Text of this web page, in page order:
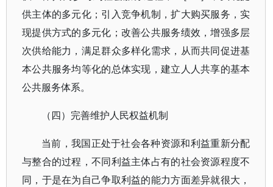
供主体的多元化；引入竞争机制，扩大购买服务，实
现提供方式的多元化；改善公共服务绩效，增强多层
次供给能力，满足群众多样化需求，从而共同促进基
本公共服务均等化的总体实现，建立人人共享的基本
公共服务体系。
（四）完善维护人民权益机制
当前，我国正处于社会各种资源和利益重新分配
与整合的过程，不同利益主体占有的社会资源程度不
同，于是在为自己争取利益的能力方面差异就很大，